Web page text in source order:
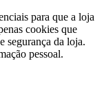
para que a loja
cookies que
segurança da loja.
pessoal.